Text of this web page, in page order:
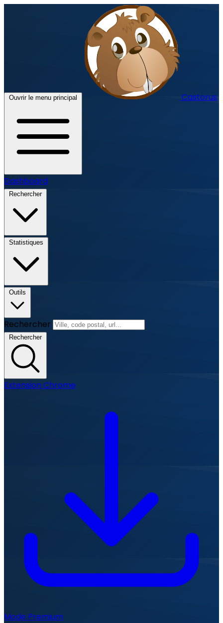
Ouvrir le menu principal Castorus
Dashboard
Rechercher
Statistiques
Outils
Rechercher
Rechercher
Extension Chrome
Mode Premium